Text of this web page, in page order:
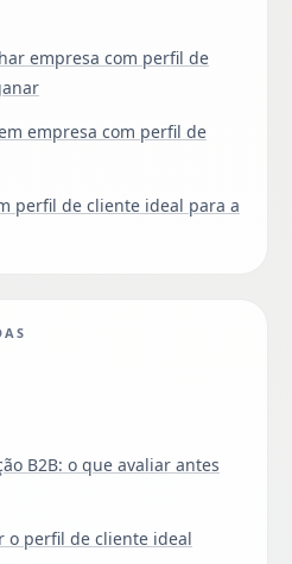
empresa com perfil de
empresa com perfil de
perfil de cliente ideal para a
B2B: o que avaliar antes
o perfil de cliente ideal